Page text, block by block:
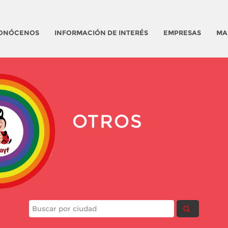
INFORMACIÓN DE INTERÉS EMPRESAS
OTROS